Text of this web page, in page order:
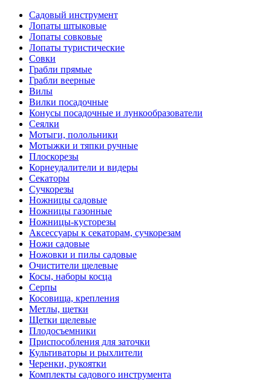
Садовый инструмент
Лопаты штыковые
Лопаты совковые
Лопаты туристические
Совки
Грабли прямые
Грабли веерные
Вилы
Вилки посадочные
Конусы посадочные и лункообразователи
Сеялки
Мотыги, полольники
Мотыжки и тяпки ручные
Плоскорезы
Корнеудалители и видеры
Секаторы
Сучкорезы
Ножницы садовые
Ножницы газонные
Ножницы-кусторезы
Аксессуары к секаторам, сучкорезам
Ножи садовые
Ножовки и пилы садовые
Очистители щелевые
Косы, наборы косца
Серпы
Косовища, крепления
Метлы, щетки
Щетки щелевые
Плодосъемники
Приспособления для заточки
Культиваторы и рыхлители
Черенки, рукоятки
Комплекты садового инструмента